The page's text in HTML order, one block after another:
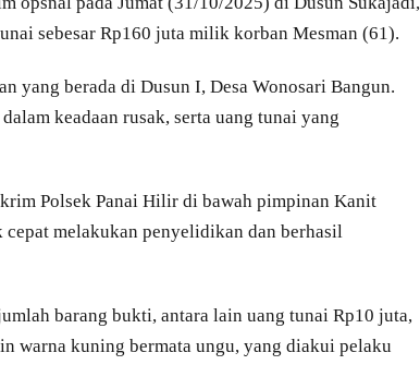
sebesar Rp160 juta milik korban Mesman (61).
yang berada di Dusun I, Desa Wonosari Bangun.
keadaan rusak, serta uang tunai yang
Polsek Panai Hilir di bawah pimpinan Kanit
melakukan penyelidikan dan berhasil
barang bukti, antara lain uang tunai Rp10 juta,
warna kuning bermata ungu, yang diakui pelaku